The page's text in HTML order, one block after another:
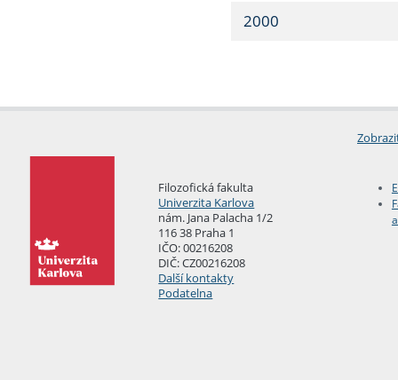
2000
Filozofická fakulta
Univerzita Karlova
nám. Jana Palacha 1/2
116 38 Praha 1
IČO: 00216208
DIČ: CZ00216208
Další kontakty
Podatelna